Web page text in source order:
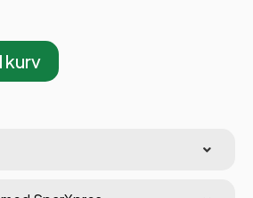
kurv